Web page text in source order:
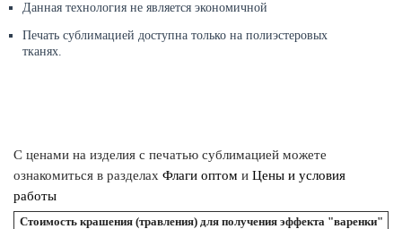
Данная технология не является экономичной
Печать сублимацией доступна только на полиэстеровых
тканях.
С ценами на изделия с печатью сублимацией можете
ознакомиться в разделах Флаги оптом и Цены и условия
работы
Стоимость крашения (травления) для получения эффекта "варенки"